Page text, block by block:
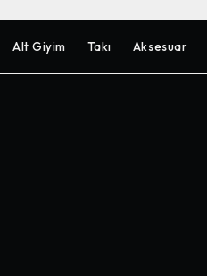
Alt Giyim Takı Aksesuar